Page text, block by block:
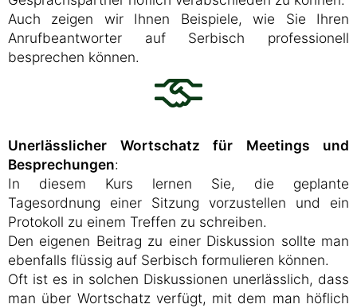
Auch zeigen wir Ihnen Beispiele, wie Sie Ihren
Anrufbeantworter auf Serbisch professionell
besprechen können.
Unerlässlicher Wortschatz für Meetings und
Besprechungen:
In diesem Kurs lernen Sie, die geplante
Tagesordnung einer Sitzung vorzustellen und ein
Protokoll zu einem Treffen zu schreiben.
Den eigenen Beitrag zu einer Diskussion sollte man
ebenfalls flüssig auf Serbisch formulieren können.
Oft ist es in solchen Diskussionen unerlässlich, dass
man über Wortschatz verfügt, mit dem man höflich